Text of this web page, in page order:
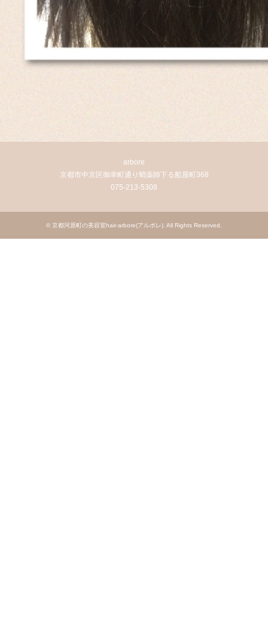
arbore
京都市中京区御幸町通り蛸薬師下る船屋町368
075-213-5308
© 京都河原町の美容室hair-arbore(アルボレ) . All Rights Reserved.